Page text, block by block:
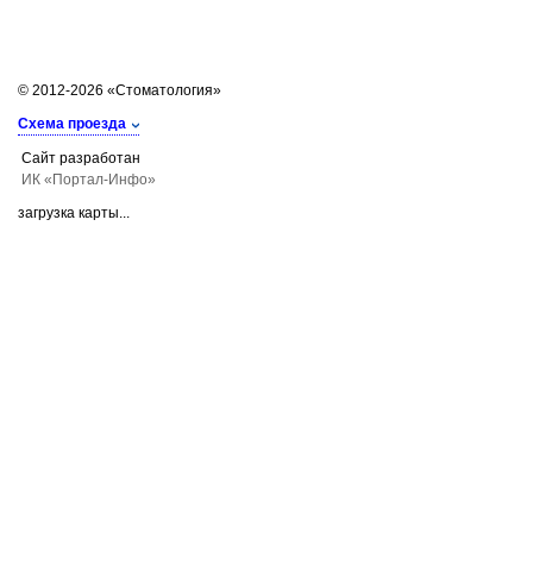
© 2012-2026 «Стоматология»
Схема проезда
Сайт разработан
ИК «Портал-Инфо»
загрузка карты...